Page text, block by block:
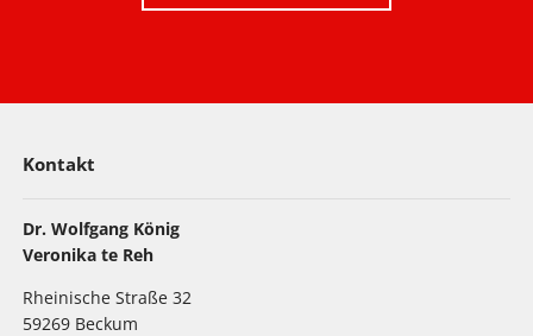
Kontakt
Dr. Wolfgang König
Veronika te Reh
Rheinische Straße 32
59269 Beckum